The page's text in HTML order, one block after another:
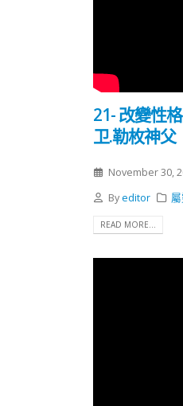
21- 改變性
卫.勒枚神父
November 30,
Byeditor
READ MORE...